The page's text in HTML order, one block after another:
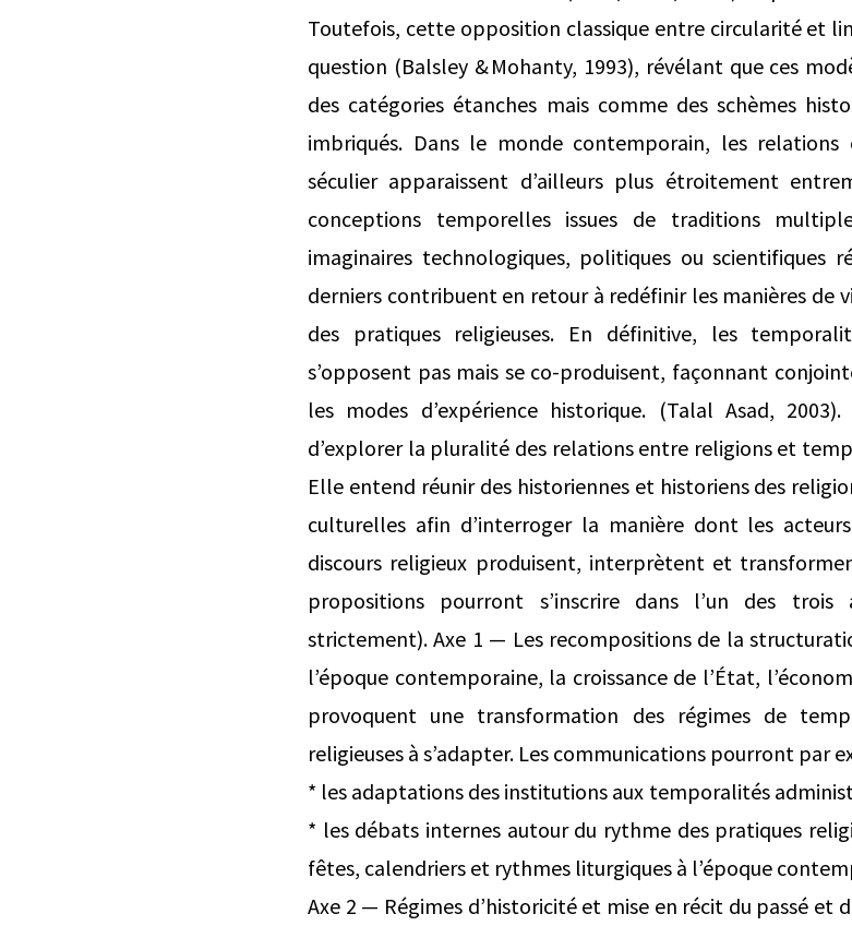
Toutefois, cette opposition classique entre circularité et
question (Balsley & Mohanty, 1993), révélant que ces
des catégories étanches mais comme des schèmes
imbriqués. Dans le monde contemporain, les
séculier apparaissent d’ailleurs plus étroitement
conceptions temporelles issues de traditions
imaginaires technologiques, politiques ou scientifiques
derniers contribuent en retour à redéfinir les manières de
des pratiques religieuses. En définitive, les
s’opposent pas mais se co‑produisent, façonnant
les modes d’expérience historique. (Talal Asad,
d’explorer la pluralité des relations entre religions et
Elle entend réunir des historiennes et historiens des
culturelles afin d’interroger la manière dont les
discours religieux produisent, interprètent et
propositions pourront s’inscrire dans l’un des trois
strictement). Axe 1 — Les recompositions de la
l’époque contemporaine, la croissance de l’État,
provoquent une transformation des régimes de
religieuses à s’adapter. Les communications pourront par
* les adaptations des institutions aux temporalités
* les débats internes autour du rythme des pratiques
fêtes, calendriers et rythmes liturgiques à l’époque
Axe 2 — Régimes d’historicité et mise en récit du passé et